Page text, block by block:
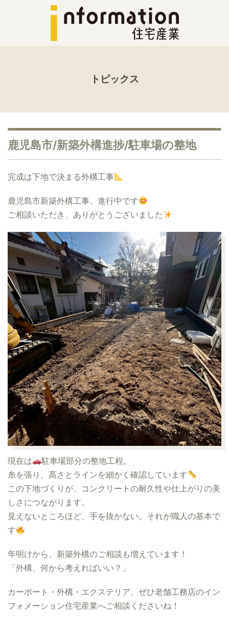
トピックス
鹿児島市/新築外構進捗/駐車場の整地
完成は下地で決まる外構工事
鹿児島市新築外構工事、進行中です
ご相談いただき、ありがとうございました
現在は
駐車場部分の整地工程。
糸を張り、高さとラインを細かく確認しています
この下地づくりが、コンクリートの耐久性や仕上がりの美
しさにつながります。
見えないところほど、手を抜かない。それが職人の基本で
す
年明けから、新築外構のご相談も増えています！
「外構、何から考えればいい？」
カーポート・外構・エクステリア、ぜひ老舗工務店のイン
フォメーション住宅産業へご相談くださいね！